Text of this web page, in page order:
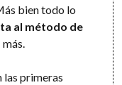
bien todo lo
al método de
las primeras